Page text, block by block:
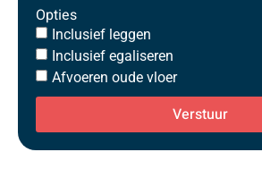
Opties
Inclusief leggen
Inclusief egaliseren
Afvoeren oude vloer
Verstuur